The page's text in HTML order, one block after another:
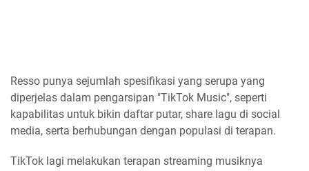
Resso punya sejumlah spesifikasi yang serupa yang
diperjelas dalam pengarsipan "TikTok Music", seperti
kapabilitas untuk bikin daftar putar, share lagu di social
media, serta berhubungan dengan populasi di terapan.
TikTok lagi melakukan terapan streaming musiknya